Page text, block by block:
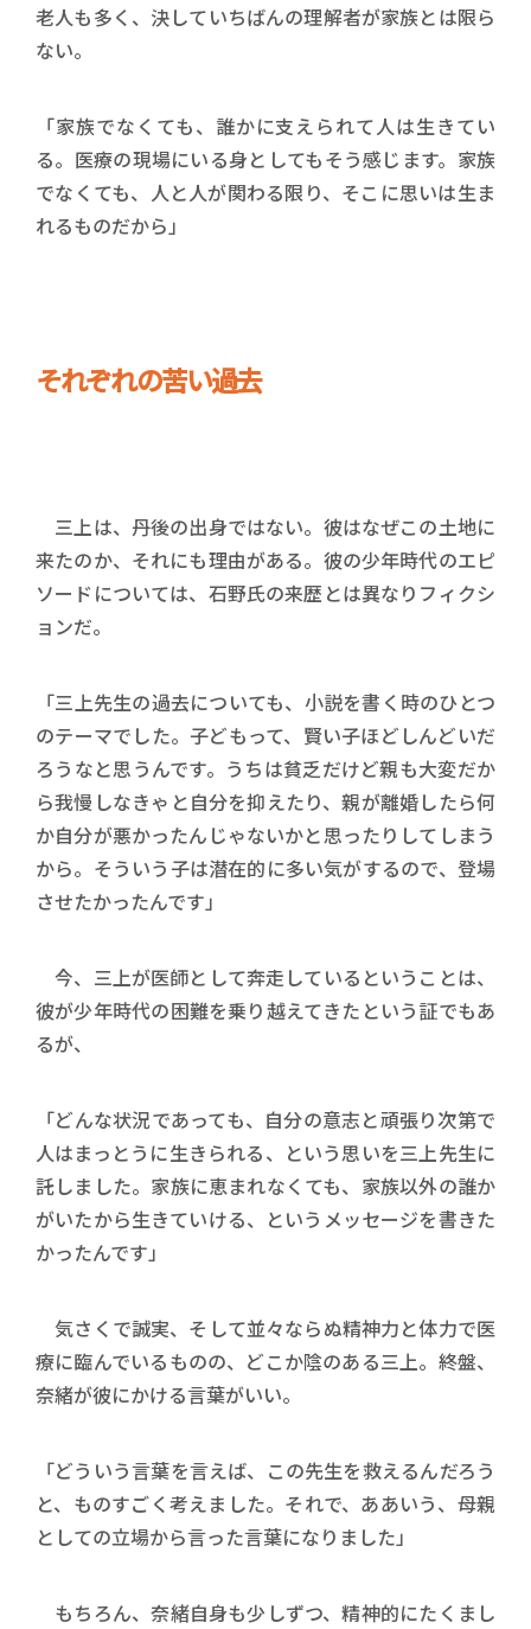
老人も多く、決していちばんの理解者が家族とは限ら
ない。
「家族でなくても、誰かに支えられて人は生きてい
る。医療の現場にいる身としてもそう感じます。家族
でなくても、人と人が関わる限り、そこに思いは生ま
れるものだから」
それぞれの苦い過去
三上は、丹後の出身ではない。彼はなぜこの土地に
来たのか、それにも理由がある。彼の少年時代のエピ
ソードについては、石野氏の来歴とは異なりフィクシ
ョンだ。
「三上先生の過去についても、小説を書く時のひとつ
のテーマでした。子どもって、賢い子ほどしんどいだ
ろうなと思うんです。うちは貧乏だけど親も大変だか
ら我慢しなきゃと自分を抑えたり、親が離婚したら何
か自分が悪かったんじゃないかと思ったりしてしまう
から。そういう子は潜在的に多い気がするので、登場
させたかったんです」
今、三上が医師として奔走しているということは、
彼が少年時代の困難を乗り越えてきたという証でもあ
るが、
「どんな状況であっても、自分の意志と頑張り次第で
人はまっとうに生きられる、という思いを三上先生に
託しました。家族に恵まれなくても、家族以外の誰か
がいたから生きていける、というメッセージを書きた
かったんです」
気さくで誠実、そして並々ならぬ精神力と体力で医
療に臨んでいるものの、どこか陰のある三上。終盤、
奈緒が彼にかける言葉がいい。
「どういう言葉を言えば、この先生を救えるんだろう
と、ものすごく考えました。それで、ああいう、母親
としての立場から言った言葉になりました」
もちろん、奈緒自身も少しずつ、精神的にたくまし